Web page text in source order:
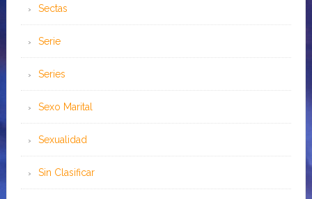
Sectas
Serie
Series
Sexo Marital
Sexualidad
Sin Clasificar